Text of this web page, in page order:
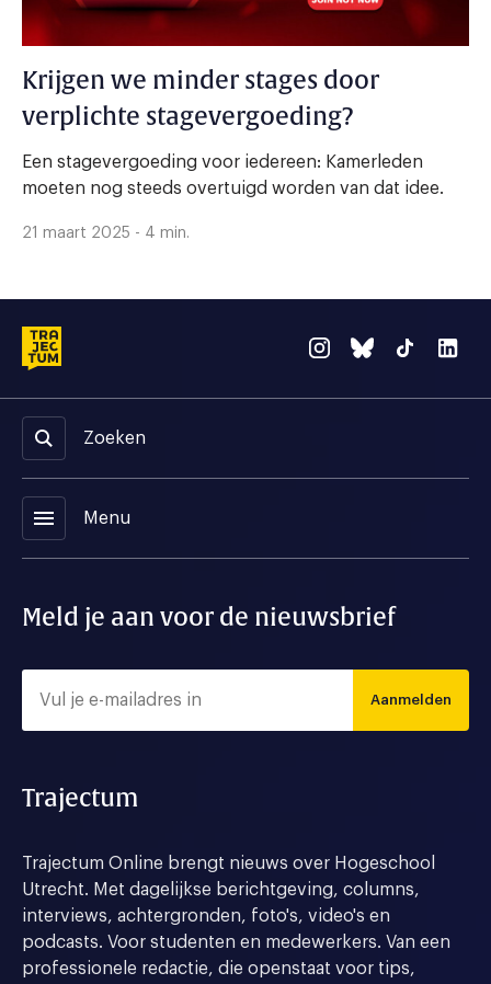
Krijgen we minder stages door
verplichte stagevergoeding?
Een stagevergoeding voor iedereen: Kamerleden
moeten nog steeds overtuigd worden van dat idee.
21 maart 2025 - 4 min.
Zoeken
menu Menu
Meld je aan voor de nieuwsbrief
Aanmelden
Trajectum
Trajectum Online brengt nieuws over Hogeschool
Utrecht. Met dagelijkse berichtgeving, columns,
interviews, achtergronden, foto's, video's en
podcasts. Voor studenten en medewerkers. Van een
professionele redactie, die openstaat voor tips,